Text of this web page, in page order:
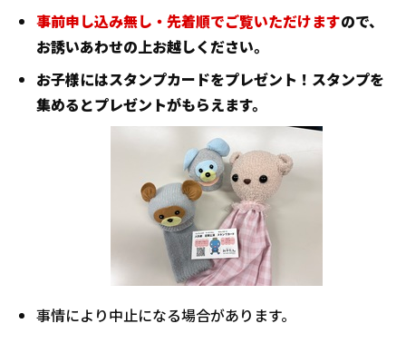
事前申し込み無し・先着順でご覧いただけますので、
お誘いあわせの上お越しください。
お子様にはスタンプカードをプレゼント！スタンプを
集めるとプレゼントがもらえます。
事情により中止になる場合があります。